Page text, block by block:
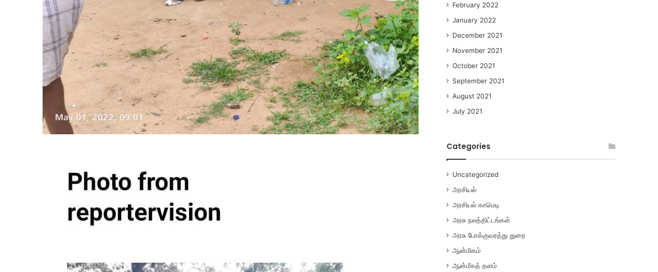
February 2022
January 2022
December 2021
November 2021
October 2021
September 2021
August 2021
July 2021
Categories
Uncategorized
அரசியல்
அரசியல் காமெடி
அரசு நலத்திட்டங்கள்
அரசு போக்குவரத்து துறை
ஆன்மிகம்
ஆன்மீகத் தளம்